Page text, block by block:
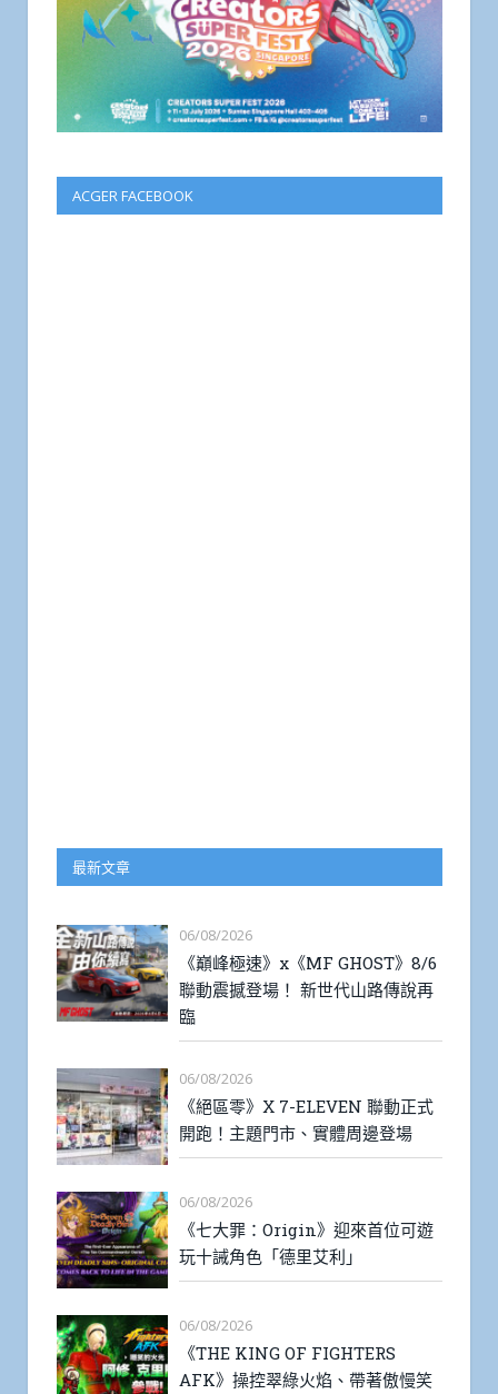
ACGER FACEBOOK
最新文章
06/08/2026
《巔峰極速》x《MF GHOST》8/6
聯動震撼登場！ 新世代山路傳說再
臨
06/08/2026
《絕區零》X 7-ELEVEN 聯動正式
開跑！主題門市、實體周邊登場
06/08/2026
《七大罪：Origin》迎來首位可遊
玩十誡角色「德里艾利」
06/08/2026
《THE KING OF FIGHTERS
AFK》操控翠綠火焰、帶著傲慢笑